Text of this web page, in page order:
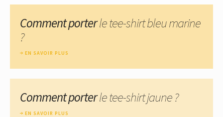
Comment porterle tee-shirt bleu marine
?
EN SAVOIR PLUS
Comment porterle tee-shirt jaune ?
EN SAVOIR PLUS